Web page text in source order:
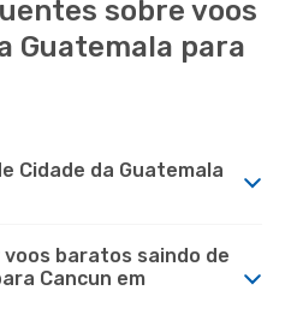
sobre voos
Guatemala para
Cidade da Guatemala
baratos saindo de
Cancun em